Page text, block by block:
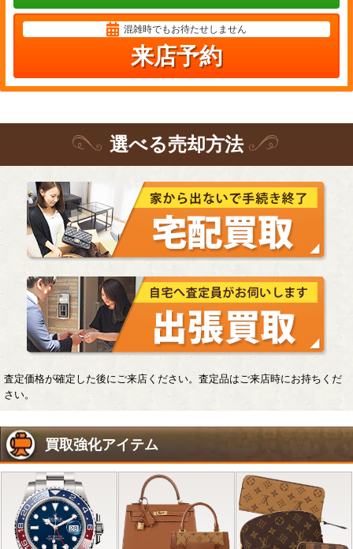
混雑時でもお待たせしません
来店予約
選べる売却方法
査定価格が確定した後にご来店ください。査定品はご来店時にお持ちくだ
さい。
買取強化アイテム